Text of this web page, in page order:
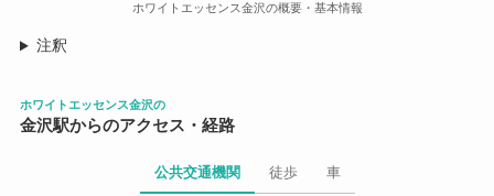
ホワイトエッセンス金沢の概要・基本情報
注釈
ホワイトエッセンス金沢の
金沢駅からのアクセス・経路
公共交通機関 徒歩 車